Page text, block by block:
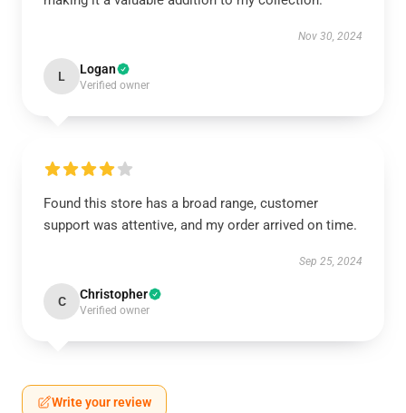
Nov 30, 2024
L Logan
Verified owner
Found this store has a broad range, customer
support was attentive, and my order arrived on time.
Sep 25, 2024
C Christopher
Verified owner
Write your review